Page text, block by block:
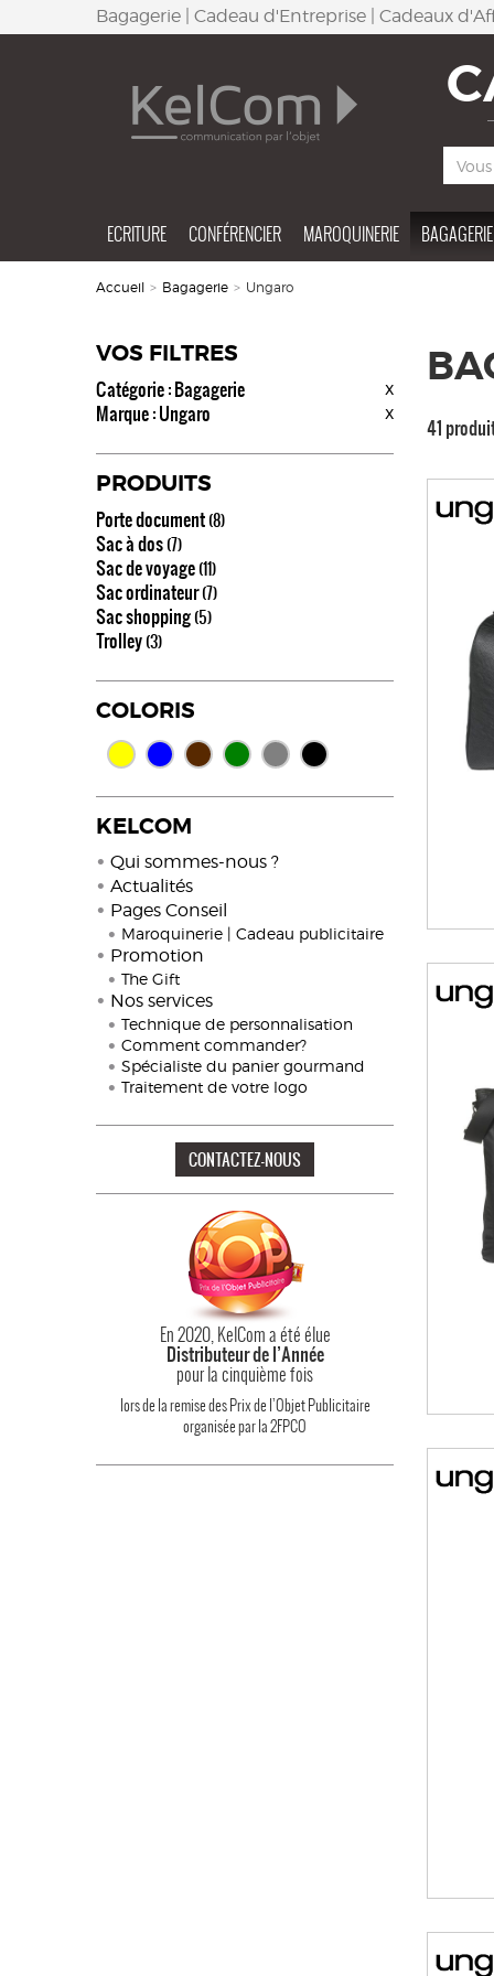
Bagagerie | Cadeau d'Entreprise | Cadeaux
ECRITURE CONFÉRENCIER MAROQUINERIE BAGAGERIE
Accueil > Bagagerie > Ungaro
VOS FILTRES
Catégorie : Bagagerie x
Marque : Ungaro x
PRODUITS
Porte document(8)
Sac à dos(7)
Sac de voyage(11)
Sac ordinateur(7)
Sac shopping(5)
Trolley(3)
COLORIS
KELCOM
Qui sommes-nous ?
Actualités
Pages Conseil
Maroquinerie | Cadeau publicitaire
Promotion
The Gift
Nos services
Technique de personnalisation
Comment commander?
Spécialiste du panier gourmand
Traitement de votre logo
CONTACTEZ-NOUS
En 2020, KelCom a été élue
Distributeur de l’Année
pour la cinquième fois
lors de la remise des Prix de l’Objet Publicitaire
organisée par la 2FPCO
41